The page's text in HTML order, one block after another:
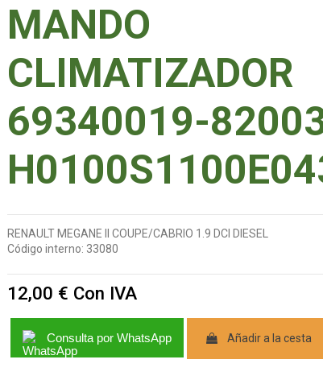
MANDO
CLIMATIZADOR
69340019-
RENAULT MEGANE II COUPE/CABRIO 1.9 DCI DIESEL
Código interno: 33080
12,00 € Con IVA
Consulta por WhatsApp Añadir a la cesta